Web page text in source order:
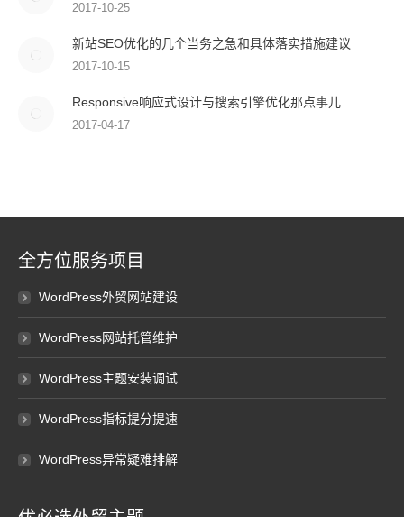
2017-10-25
新站SEO优化的几个当务之急和具体落实措施建议
2017-10-15
Responsive响应式设计与搜索引擎优化那点事儿
2017-04-17
全方位服务项目
WordPress外贸网站建设
WordPress网站托管维护
WordPress主题安装调试
WordPress指标提分提速
WordPress异常疑难排解